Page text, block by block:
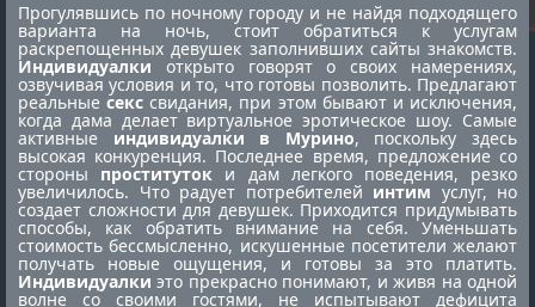
Прогулявшись по ночному городу и не найдя подходящего
варианта на ночь, стоит обратиться к услугам
раскрепощенных девушек заполнивших сайты знакомств.
Индивидуалки открыто говорят о своих намерениях,
озвучивая условия и то, что готовы позволить. Предлагают
реальныесекс свидания, при этом бывают и исключения,
когда дама делает виртуальное эротическое шоу. Самые
активные индивидуалки в Мурино, поскольку здесь
высокая конкуренция. Последнее время, предложение со
стороны проституток и дам легкого поведения, резко
увеличилось. Что радует потребителей интим услуг, но
создает сложности для девушек. Приходится придумывать
способы, как обратить внимание на себя. Уменьшать
стоимость бессмысленно, искушенные посетители желают
получать новые ощущения, и готовы за это платить.
Индивидуалки это прекрасно понимают, и живя на одной
волне со своими гостями, не испытывают дефицита